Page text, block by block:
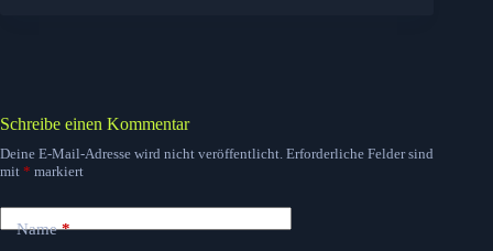
Schreibe einen Kommentar
Deine E-Mail-Adresse wird nicht veröffentlicht. Erforderliche Felder sind
mit * markiert
Name*